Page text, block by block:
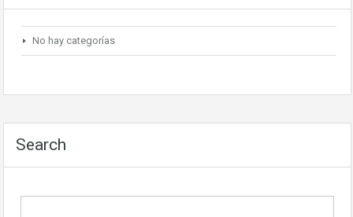
No hay categorías
Search